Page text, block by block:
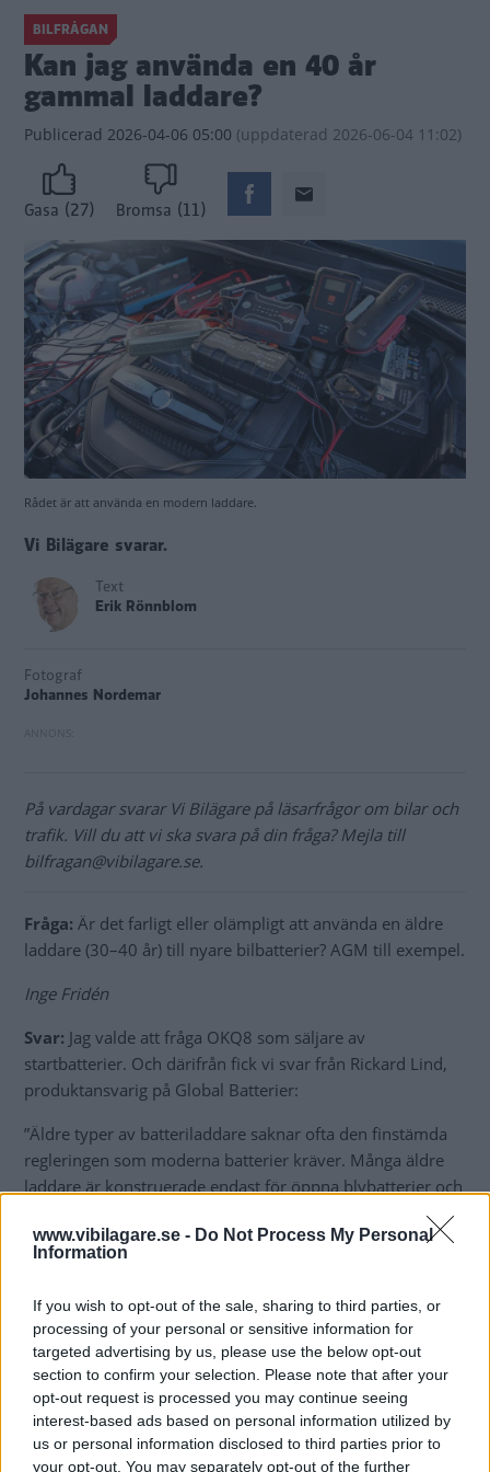
www.vibilagare.se - Do Not Process My Personal
Information
If you wish to opt-out of the sale, sharing to third parties, or
processing of your personal or sensitive information for
targeted advertising by us, please use the below opt-out
section to confirm your selection. Please note that after your
opt-out request is processed you may continue seeing
interest-based ads based on personal information utilized by
us or personal information disclosed to third parties prior to
your opt-out. You may separately opt-out of the further
BILFRÅGAN
Kan jag använda en 40 år
gammal laddare?
Publicerad 2026-04-06 05:00 (uppdaterad 2026-06-04 11:02)
Gasa (27) Bromsa (11)
Rådet är att använda en modern laddare.
Vi Bilägare svarar.
Text
Erik Rönnblom
Fotograf
Johannes Nordemar
På vardagar svarar Vi Bilägare på läsarfrågor om bilar och
trafik. Vill du att vi ska svara på din fråga? Mejla till
bilfragan@vibilagare.se.
Fråga: Är det farligt eller olämpligt att använda en äldre
laddare (30–40 år) till nyare bilbatterier? AGM till exempel.
Inge Fridén
Svar: Jag valde att fråga OKQ8 som säljare av
startbatterier. Och därifrån fick vi svar från Rickard Lind,
produktansvarig på Global Batterier:
”Äldre typer av batteriladdare saknar ofta den finstämda
regleringen som moderna batterier kräver. Många äldre
laddare är konstruerade endast för öppna blybatterier och
anpassa eller avsluta laddningen på ett säkert sätt.
Utvecklingen har gått snabbt de senaste åren, och dagens
laddmetod.
AGM- och GEL-batterier är så kallade VRLA-batterier och
är mer känsliga för felaktig laddning än traditionella slutna
bilbatterier. Om de överladdas kan de börja gasa och
ventilera ut vatten, vilket inte går att ersätta. Resultatet blir
sämre kapacitet och kortare livslängd – och i värsta fall